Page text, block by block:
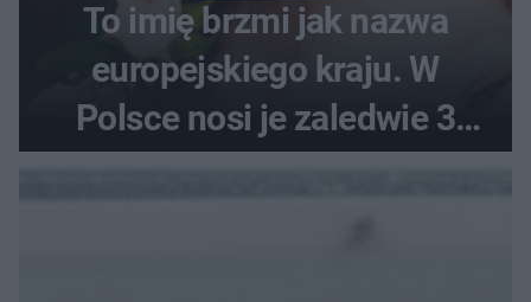
To imię brzmi jak nazwa
europejskiego kraju. W
Polsce nosi je zaledwie 3
kobiety